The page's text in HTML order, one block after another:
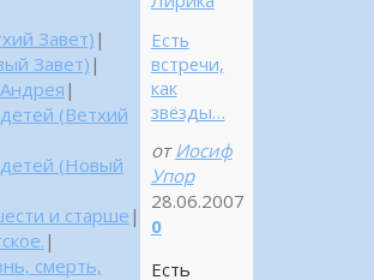
Есть
встречи,
как
звёзды…
от Иосиф
Упор
28.06.2007
0
Есть
Завет)|
Завет) |
|
(Ветхий
(Новый
и старше |
|
смерть,